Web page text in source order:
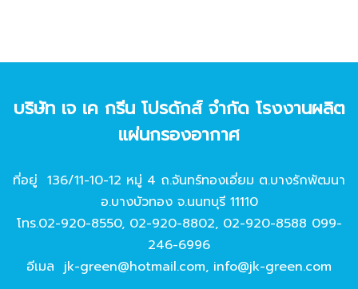
บริษัท เจ เค กรีน โปรดักส์ จํากัด โรงงานผลิต
แผ่นกรองอากาศ
ที่อยู่ 136/11-10-12 หมู่ 4 ถ.จันทร์ทองเอี่ยม ต.บางรักพัฒนา
อ.บางบัวทอง จ.นนทบุรี 11110
โทร.02-920-8550, 02-920-8802, 02-920-8588 099-
246-6996
อีเมล jk-green@hotmail.com, info@jk-green.com